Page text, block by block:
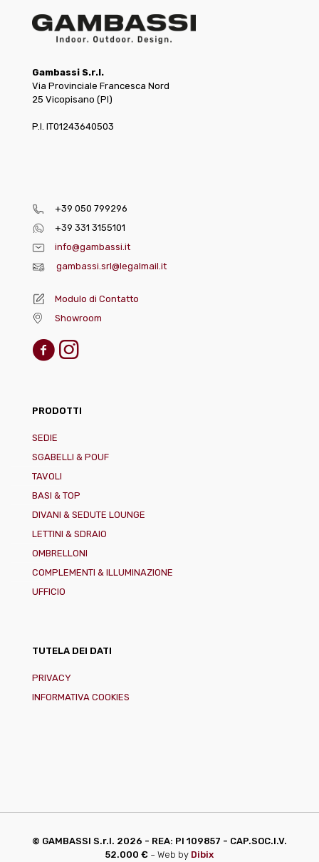
Gambassi S.r.l.
Via Provinciale Francesca Nord
25 Vicopisano (PI)
P.I. IT01243640503
+39 050 799296
+39 331 3155101
info@gambassi.it
gambassi.srl@legalmail.it
Modulo di Contatto
Showroom
PRODOTTI
SEDIE
SGABELLI & POUF
TAVOLI
BASI & TOP
DIVANI & SEDUTE LOUNGE
LETTINI & SDRAIO
OMBRELLONI
COMPLEMENTI & ILLUMINAZIONE
UFFICIO
TUTELA DEI DATI
PRIVACY
INFORMATIVA COOKIES
© GAMBASSI S.r.l. 2026 - REA: PI 109857 - CAP.SOC.I.V.
52.000 € ~ Web by Dibix